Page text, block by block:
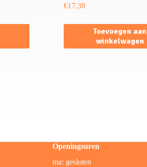
€17,38
Toevoegen aan
winkelwagen
Openingsuren
ma: gesloten